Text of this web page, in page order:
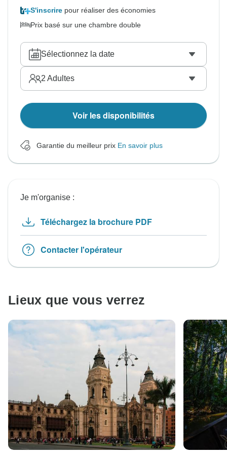
S'inscrire pour réaliser des économies
Prix basé sur une chambre double
Sélectionnez la date
2 Adultes
Voir les disponibilités
Garantie du meilleur prix En savoir plus
Je m'organise :
Téléchargez la brochure PDF
Contacter l'opérateur
Lieux que vous verrez